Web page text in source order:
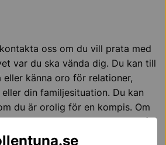
oss om du vill prata med
var du ska vända dig. Du kan till
eller känna oro för relationer,
din familjesituation. Du kan
du är orolig för en kompis. Om
än vi kan ge hjälper vi dig att få